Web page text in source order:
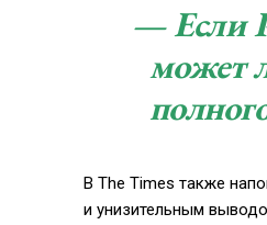
— Если
может
В The Times также
и унизительным